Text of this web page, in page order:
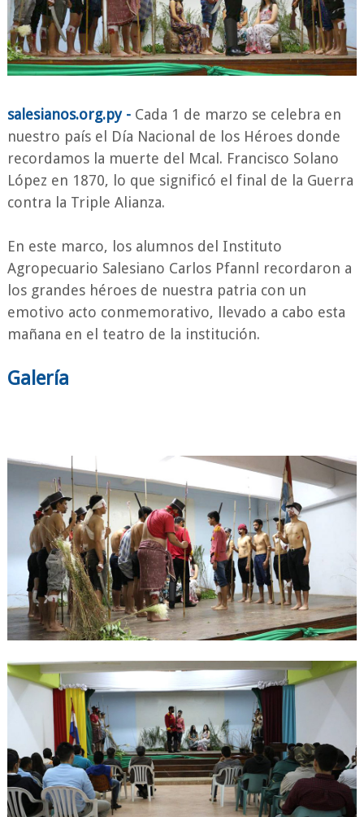
salesianos.org.py -Cada 1 de marzo se celebra en
nuestro país el Día Nacional de los Héroes donde
recordamos la muerte del Mcal. Francisco Solano
López en 1870, lo que significó el final de la Guerra
contra la Triple Alianza.
En este marco, los alumnos del Instituto
Agropecuario Salesiano Carlos Pfannl recordaron a
los grandes héroes de nuestra patria con un
emotivo acto conmemorativo, llevado a cabo esta
mañana en el teatro de la institución.
Galería